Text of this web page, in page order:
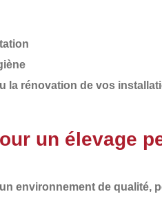
la rénovation de vos
un élevage
environnement de qualité,